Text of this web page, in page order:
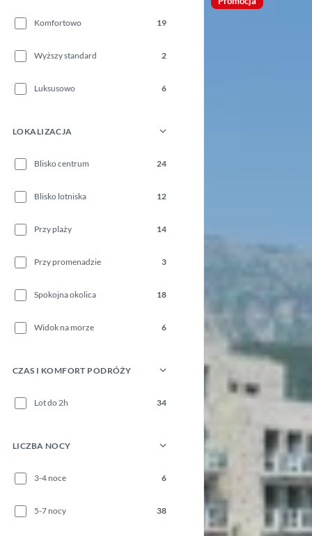
Komfortowo 19
Wyższy standard 2
Luksusowo 6
LOKALIZACJA
Blisko centrum 24
Blisko lotniska 12
Przy plaży 14
Przy promenadzie 3
Spokojna okolica 18
Widok na morze 6
CZAS I KOMFORT PODRÓŻY
Lot do 2h 34
LICZBA NOCY
3-4 noce 6
5-7 nocy 38